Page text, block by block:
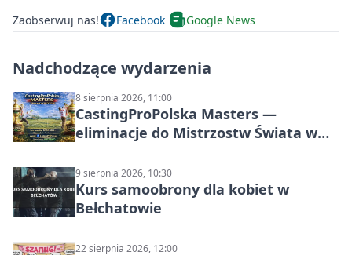
Zaobserwuj nas! Facebook Google News
Nadchodzące wydarzenia
8 sierpnia 2026, 11:00
CastingProPolska Masters —
eliminacje do Mistrzostw Świata w
9 sierpnia 2026, 10:30
Kurs samoobrony dla kobiet w
Bełchatowie
22 sierpnia 2026, 12:00